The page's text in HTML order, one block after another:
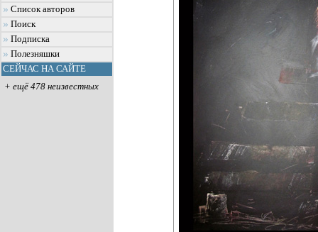
Список авторов
Поиск
Подписка
Полезняшки
СЕЙЧАС НА САЙТЕ
+ ещё 478 неизвестных